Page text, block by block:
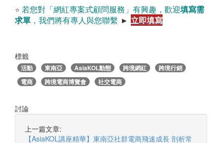
⭐ 若您對「網紅專案式顧問服務」有興趣，歡迎填寫需
求單 ，我們將有專人與您聯繫 ► 立即填寫
標籤
活動 東南亞 AsiaKOL動態 跨境網紅
跨境行銷
電商
跨境電商博覽會 社交電商
討論
上一篇文章:
【AsiaKOL講座精華】東南亞社群電商飛速成長 剖析常